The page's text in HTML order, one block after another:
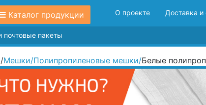
Каталог продукции О проекте Доставка и
/Мешки/Полипропиленовые мешки/Белые